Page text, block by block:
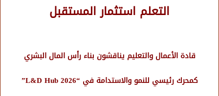
التعلم استثمار المستقبل
قادة الأعمال والتعليم يناقشون بناء رأس المال البشري
كمحرك رئيسي للنمو والاستدامة في “L&D Hub 2026”